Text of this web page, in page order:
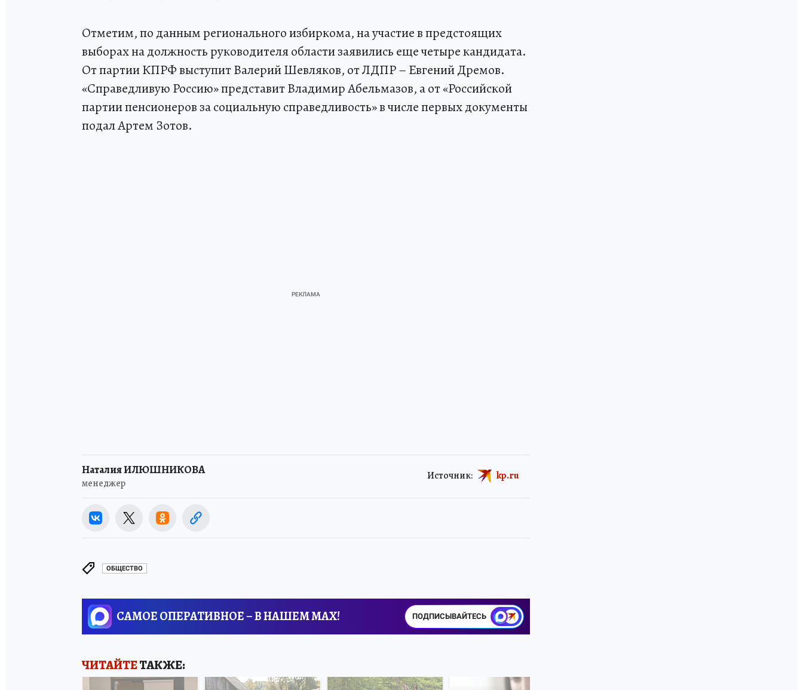
Отметим, по данным регионального избиркома, на участие в предстоящих
выборах на должность руководителя области заявились еще четыре кандидата.
От партии КПРФ выступит Валерий Шевляков, от ЛДПР – Евгений Дремов.
«Справедливую Россию» представит Владимир Абельмазов, а от «Российской
партии пенсионеров за социальную справедливость» в числе первых документы
подал Артем Зотов.
Наталия ИЛЮШНИКОВА
менеджер
Источник: kp.ru
ОБЩЕСТВО
САМОЕ ОПЕРАТИВНОЕ – В НАШЕМ MAX! ПОДПИСЫВАЙТЕСЬ
ЧИТАЙТЕТАКЖЕ: